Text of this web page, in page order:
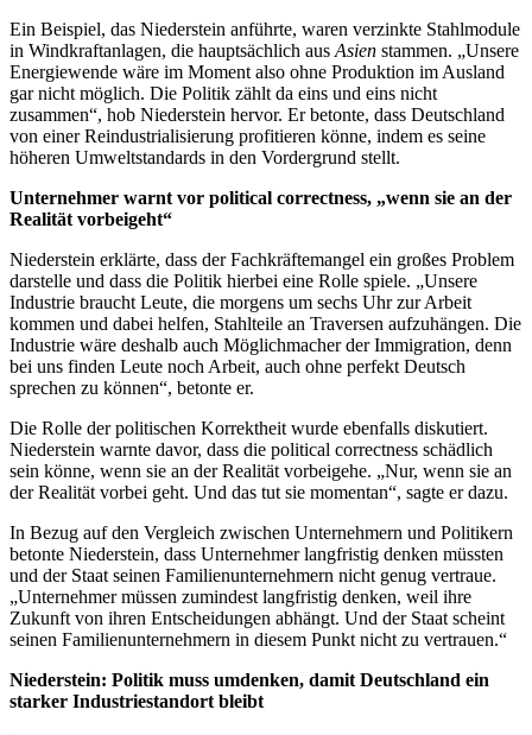
Ein Beispiel, das Niederstein anführte, waren verzinkte Stahlmodule
in Windkraftanlagen, die hauptsächlich aus Asien stammen. „Unsere
Energiewende wäre im Moment also ohne Produktion im Ausland
gar nicht möglich. Die Politik zählt da eins und eins nicht
zusammen“, hob Niederstein hervor. Er betonte, dass Deutschland
von einer Reindustrialisierung profitieren könne, indem es seine
höheren Umweltstandards in den Vordergrund stellt.
Unternehmer warnt vor political correctness, „wenn sie an der
Realität vorbeigeht“
Niederstein erklärte, dass der Fachkräftemangel ein großes Problem
darstelle und dass die Politik hierbei eine Rolle spiele. „Unsere
Industrie braucht Leute, die morgens um sechs Uhr zur Arbeit
kommen und dabei helfen, Stahlteile an Traversen aufzuhängen. Die
Industrie wäre deshalb auch Möglichmacher der Immigration, denn
bei uns finden Leute noch Arbeit, auch ohne perfekt Deutsch
sprechen zu können“, betonte er.
Die Rolle der politischen Korrektheit wurde ebenfalls diskutiert.
Niederstein warnte davor, dass die political correctness schädlich
sein könne, wenn sie an der Realität vorbeigehe. „Nur, wenn sie an
der Realität vorbei geht. Und das tut sie momentan“, sagte er dazu.
In Bezug auf den Vergleich zwischen Unternehmern und Politikern
betonte Niederstein, dass Unternehmer langfristig denken müssten
und der Staat seinen Familienunternehmern nicht genug vertraue.
„Unternehmer müssen zumindest langfristig denken, weil ihre
Zukunft von ihren Entscheidungen abhängt. Und der Staat scheint
seinen Familienunternehmern in diesem Punkt nicht zu vertrauen.“
Niederstein: Politik muss umdenken, damit Deutschland ein
starker Industriestandort bleibt